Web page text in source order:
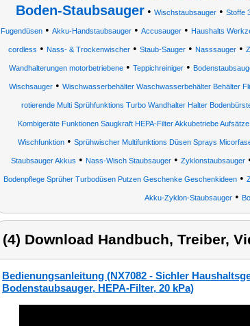
Boden-Staubsauger• Wischstaubsauger• Stoffe
Fugendüsen• Akku-Handstaubsauger• Accusauger• Haushalts
cordless • Nass- & Trockenwischer• Staub-Sauger• Nasssauger•
Wandhalterungen motorbetriebene • Teppichreiniger •
Wischsauger • Wischwasserbehälter Waschwasserbehälter Behälter
rotierende Multi Sprühfunktions Turbo Wandhalter Halter
Kombigeräte Funktionen Saugkraft HEPA-Filter Akkubetriebe Aufsätze
Wischfunktion • Sprühwischer Multifunktions Düsen Sprays
Staubsauger Akkus • Nass-Wisch Staubsauger• Zyklonstaubsauger
Bodenpflege Sprüher Turbodüsen Putzen Geschenke Geschenkideen•
Akku-Zyklon-Staubsauger•
(4) Download Handbuch, Treiber,
Bedienungsanleitung (NX7082 - Sichler
Bodenstaubsauger, HEPA-Filter, 20 kPa)